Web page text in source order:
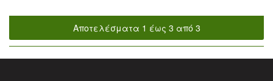
Αποτελέσματα 1 έως 3 από 3